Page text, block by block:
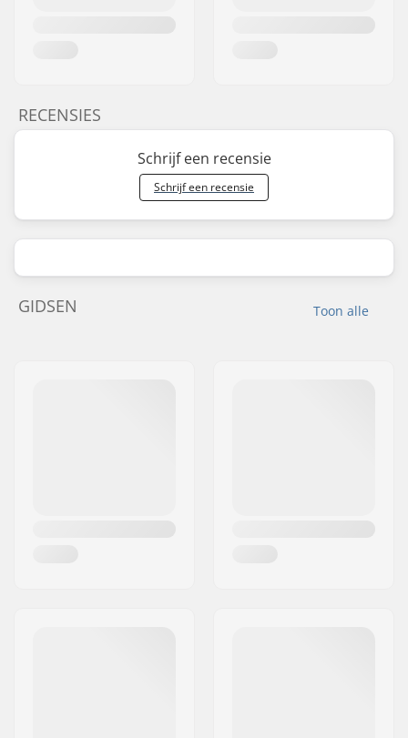
RECENSIES
Schrijf een recensie
Schrijf een recensie
Toon alle
GIDSEN